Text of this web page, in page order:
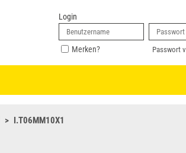
Login
Merken? Passwort
I.T06MM10X1